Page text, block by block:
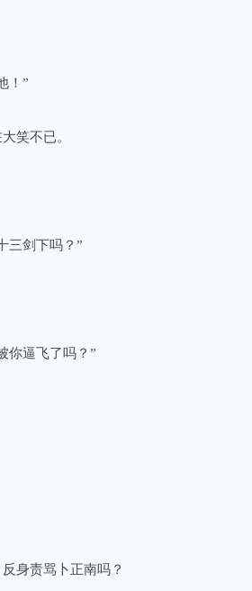
！”
笑不已。
三剑下吗？”
你逼飞了吗？”
身责骂卜正南吗？